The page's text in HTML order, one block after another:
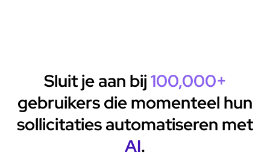
Sluit je aan bij100,000+
gebruikers die momenteel hun
sollicitaties automatiseren met
AI.